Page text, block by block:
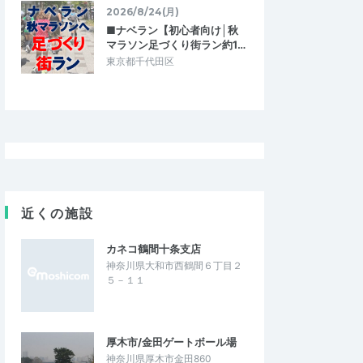
2026/6/28
鹿角花輪トレイル2026
2026/8/24(月)
■ナベラン【初心者向け│秋
マラソン足づくり街ラン約1…
東京都千代田区
近くの施設
カネコ鶴間十条支店
神奈川県大和市西鶴間６丁目２
５－１１
厚木市/金田ゲートボール場
神奈川県厚木市金田860